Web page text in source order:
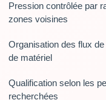
Pression contrôlée par
zones voisines
Organisation des flux
de matériel
Qualification selon les
recherchées